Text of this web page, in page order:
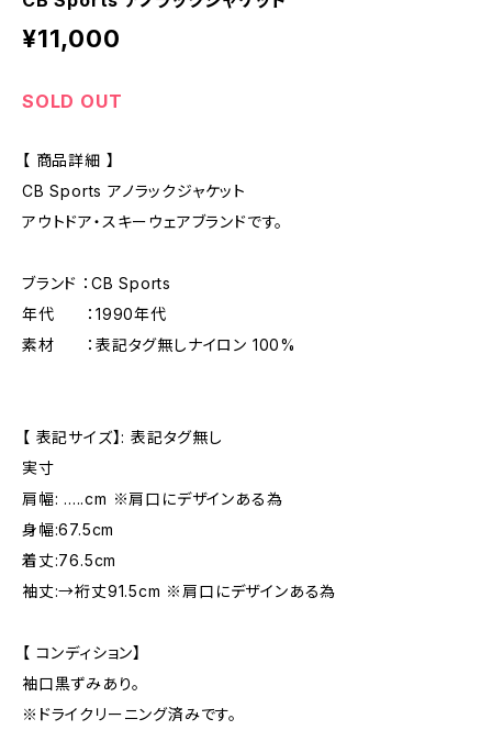
¥11,000
SOLD OUT
【 商品詳細 】
CB Sports アノラックジャケット
アウトドア・スキーウェアブランドです。
ブランド ：CB Sports
年代 ：1990年代
素材 ：表記タグ無しナイロン 100%
【 表記サイズ】: 表記タグ無し
実寸
肩幅: .....cm ※肩口にデザインある為
身幅:67.5cm
着丈:76.5cm
袖丈:→裄丈91.5cm ※肩口にデザインある為
【 コンディション】
袖口黒ずみあり。
※ドライクリーニング済みです。